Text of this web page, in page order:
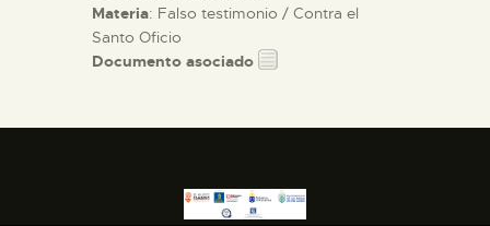
Materia: Falso testimonio / Contra el
Santo Oficio
Documento asociado